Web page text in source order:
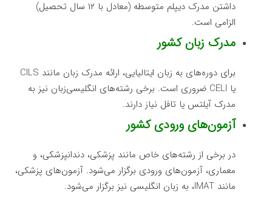
داشتن مدرک دیپلم متوسطه (معادل با ۱۲ سال تحصیل)
الزامی است.
مدرک زبان کشور
برای دوره‌های به زبان ایتالیایی، ارائه مدرک زبان مانند CILS
یا CELI ضروری است. برخی رشته‌های انگلیسی‌زبان نیز به
مدرک آیلتس یا تافل نیاز دارند.
آزمون‌های ورودی کشور
در برخی از رشته‌های خاص مانند پزشکی، دندانپزشکی، و
معماری، آزمون‌های ورودی برگزار می‌شود. آزمون‌های پزشکی،
مانند IMAT، به زبان انگلیسی نیز برگزار می‌شود.